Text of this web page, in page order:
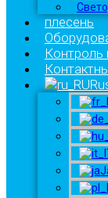
плесень
Контроль